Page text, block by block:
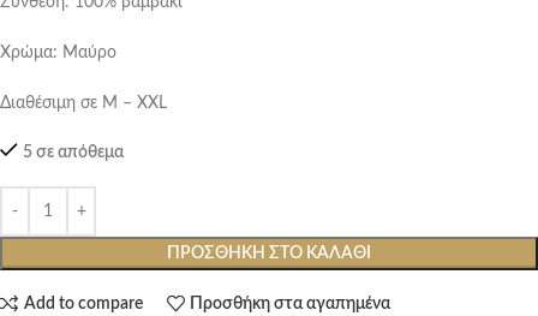
Χρώμα: Μαύρο
Διαθέσιμη σε M – XXL
5 σε απόθεμα
ΠΡΟΣΘΉΚΗ ΣΤΟ ΚΑΛΆΘΙ
Add to compare Προσθήκη στα αγαπημένα